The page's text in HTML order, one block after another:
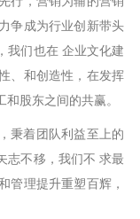
争成为行业创新带头
我们也在 企业文化建
、和创造性，在发挥
股东之间的共赢。
秉着团队利益至上的
志不移，我们不 求最
管理提升重塑百辉，